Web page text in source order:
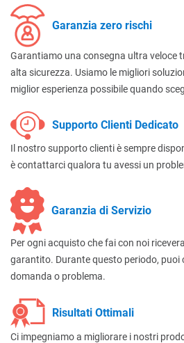
Garanzia zero rischi
Garantiamo una consegna ultra veloce
alta sicurezza. Usiamo le migliori
miglior esperienza possibile quando
Supporto Clienti Dedicato
Il nostro supporto clienti è sempre
è contattarci qualora tu avessi un
Garanzia di Servizio
Per ogni acquisto che fai con noi
garantito. Durante questo periodo,
domanda o problema.
Risultati Ottimali
Ci impegniamo a migliorare i nostri